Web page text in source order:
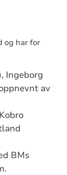
og har for
Ingeborg
av
BMs